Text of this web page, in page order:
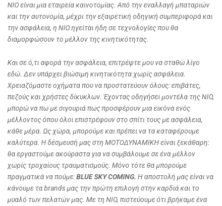
NIOείναι μια εταιρεία καινοτομίας. Από την εναλλαγή μπαταριών
και την αυτονομία, μέχρι την εξαιρετική οδηγική συμπεριφορά και
την ασφάλεια, η NIOηγείται ήδη σε τεχνολογίες που θα
διαμορφώσουν το μέλλον της κινητικότητας.
Και σε ό,τι αφορά την ασφάλεια, επιτρέψτε μου να σταθώ λίγο
εδώ. Δεν υπάρχει βιώσιμη κινητικότητα χωρίς ασφάλεια.
Χρειαζόμαστε οχήματα που να προστατεύουν όλους: επιβάτες,
πεζούς και χρήστες δίκυκλων. Έχοντας οδηγήσει μοντέλα τηςNIO,
μπορώ να πω με σιγουριά πως προσφέρουν μια εικόνα ενός
μέλλοντος όπου όλοι επιστρέφουν στο σπίτι τους με ασφάλεια,
κάθε μέρα. Ως χώρα, μπορούμε και πρέπει να τα καταφέρουμε
καλύτερα. Η δέσμευσή μας στη ΜΟΤΟΔΥΝΑΜΙΚΗ είναι ξεκάθαρη:
θα εργαστούμε ακούραστα για να συμβάλουμε σε ένα μέλλον
χωρίς τροχαίους τραυματισμούς. Μόνο τότε θα μπορούμε
πραγματικά να πούμε:BLUESKYCOMING. Η αποστολή μας είναι να
κάνουμε ταbrandsμας την πρώτη επιλογή στην καρδιά και το
μυαλό των πελατών μας. Με τη NIO, πιστεύουμε ότι βρήκαμε ένα